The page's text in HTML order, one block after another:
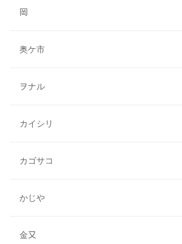
岡
奥ケ市
ヲナル
カイシリ
カゴサコ
かじや
金又